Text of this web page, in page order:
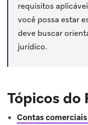
requisitos
você possa estar
deve buscar
jurídico.
Tópicos do
Contas